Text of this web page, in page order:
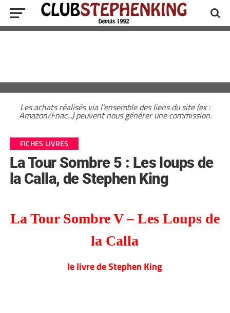
Les achats réalisés via l'ensemble des liens du site (ex :
Amazon/Fnac...) peuvent nous générer une commission.
FICHES LIVRES
La Tour Sombre 5 : Les loups de
la Calla, de Stephen King
La Tour Sombre V – Les Loups de
la Calla
le livre de Stephen King